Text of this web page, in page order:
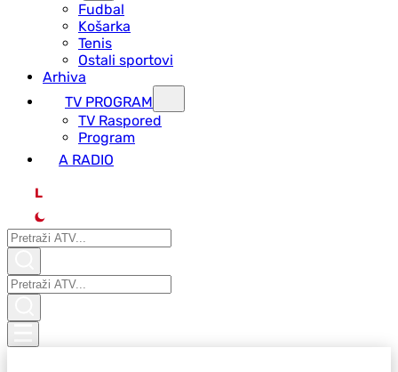
Fudbal
Košarka
Tenis
Ostali sportovi
Arhiva
TV PROGRAM
ТV Raspored
Program
A RADIO
L